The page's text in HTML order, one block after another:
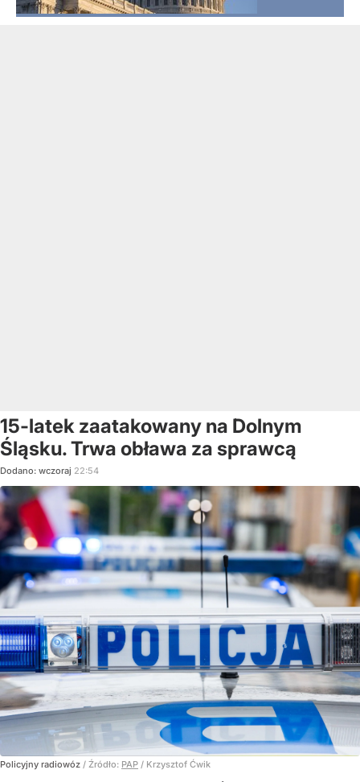
15-latek zaatakowany na Dolnym
Śląsku. Trwa obława za sprawcą
Dodano: wczoraj 22:54
Policyjny radiowóz / Źródło: PAP / Krzysztof Ćwik